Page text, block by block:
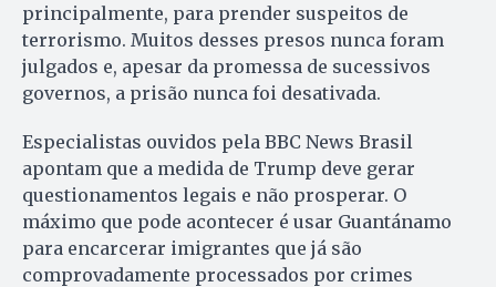
principalmente, para prender suspeitos de
terrorismo. Muitos desses presos nunca foram
julgados e, apesar da promessa de sucessivos
governos, a prisão nunca foi desativada.
Especialistas ouvidos pela BBC News Brasil
apontam que a medida de Trump deve gerar
questionamentos legais e não prosperar. O
máximo que pode acontecer é usar Guantánamo
para encarcerar imigrantes que já são
comprovadamente processados por crimes